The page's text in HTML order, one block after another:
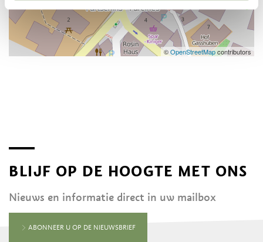
©OpenStreetMapcontributors
BLIJF OP DE HOOGTE MET ONS
Nieuws en informatie direct in uw mailbox
ABONNEER U OP DE NIEUWSBRIEF